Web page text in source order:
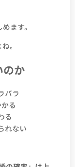
ます。
。
のか
バラ
る
る
れない